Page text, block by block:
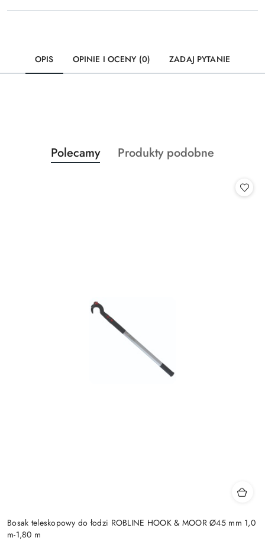
OPIS OPINIE I OCENY (0) ZADAJ PYTANIE
Pomiń karuzelę produktów
Produkty
o
Polecamy
Produkty
Produkty podobne
Bosak teleskopowy do łodzi ROBLINE HOOK & MOOR Ø45 mm 1,0
m-1,80 m